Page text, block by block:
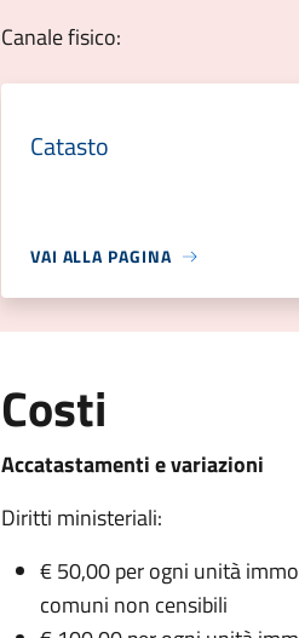
Canale fisico:
Catasto
VAI ALLA PAGINA
Costi
Accatastamenti e variazioni
Diritti ministeriali:
€ 50,00 per ogni unità
comuni non censibili